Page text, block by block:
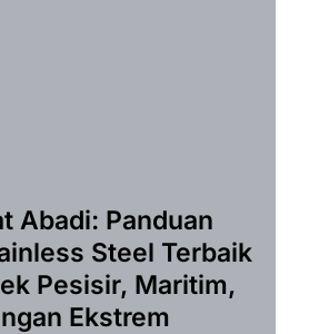
Abadi: Panduan
Steel Terbaik
Pesisir, Maritim,
Ekstrem